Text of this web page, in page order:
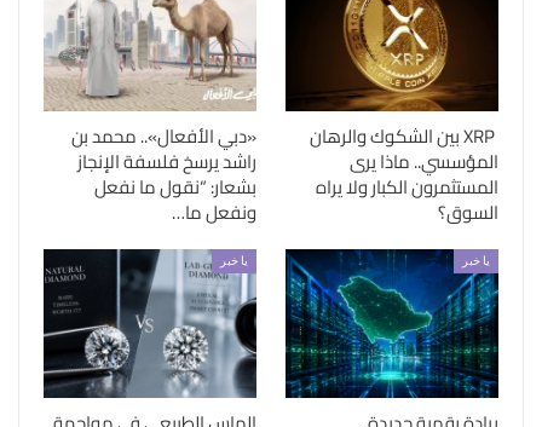
XRP بين الشكوك والرهان
المؤسسي.. ماذا يرى
المستثمرون الكبار ولا يراه
السوق؟
«دبي الأفعال».. محمد بن
راشد يرسخ فلسفة الإنجاز
بشعار: “نقول ما نفعل
ونفعل ما…
يا خبر يا خبر